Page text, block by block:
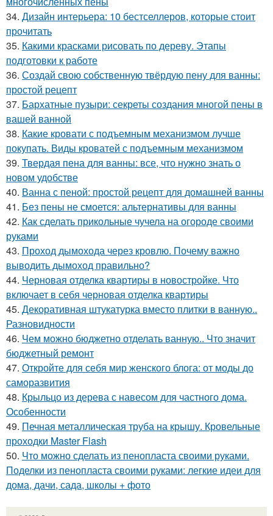
34. Дизайн интерьера: 10 бестселлеров, которые стоит
прочитать
35. Какими красками рисовать по дереву. Этапы
подготовки к работе
36. Создай свою собственную твёрдую пену для ванны:
простой рецепт
37. Бархатные пузыри: секреты создания многой пены в
вашей ванной
38. Какие кровати с подъемным механизмом лучше
покупать. Виды кроватей с подъемным механизмом
39. Твердая пена для ванны: все, что нужно знать о
новом удобстве
40. Ванна с пеной: простой рецепт для домашней ванны
41. Без пены не смоется: альтернативы для ванны
42. Как сделать прикольные чучела на огороде своими
руками
43. Проход дымохода через кровлю. Почему важно
выводить дымоход правильно?
44. Черновая отделка квартиры в новостройке. Что
включает в себя черновая отделка квартиры
45. Декоративная штукатурка вместо плитки в ванную..
Разновидности
46. Чем можно бюджетно отделать ванную.. Что значит
бюджетный ремонт
47. Откройте для себя мир женского блога: от моды до
саморазвития
48. Крыльцо из дерева с навесом для частного дома.
Особенности
49. Печная металлическая труба на крышу. Кровельные
проходки Master Flash
50. Что можно сделать из пенопласта своими руками.
Поделки из пенопласта своими руками: легкие идеи для
дома, дачи, сада, школы + фото